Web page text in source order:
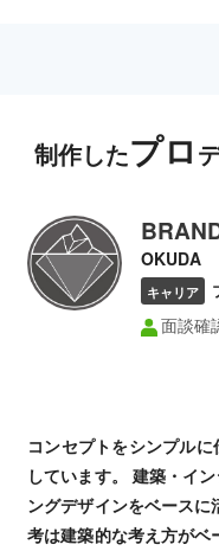
制作したプロ
OKUDA
キャリア
面談確
コンセプトをシンプル
しています。 建築・イ
ングデザインをベース
考は建築的な考え方が